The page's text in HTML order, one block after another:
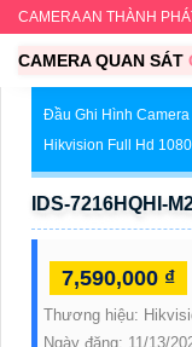
CAMERA AN THÀNH
CAMERA QUAN SÁT
Đầu Ghi Hình Camera
Hikvision Full Hd
IDS-7216HQHI-
7,590,000 ₫
Thương hiệu:
Ngày đăng: 11/13/